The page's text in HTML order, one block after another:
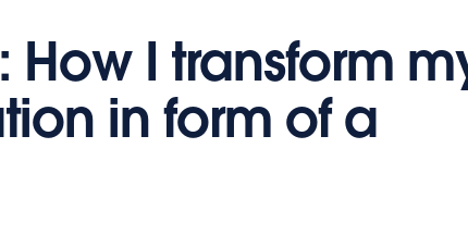
How I transform
in form of a